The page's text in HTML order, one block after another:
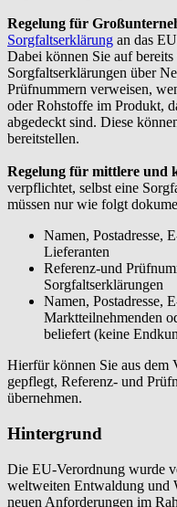
Regelung für
Sorgfaltserklärung an das
Dabei können Sie auf
Sorgfaltserklärungen über
Prüfnummern verweisen,
oder Rohstoffe im Produkt,
abgedeckt sind. Diese
bereitstellen.
Regelung für mittlere und
verpflichtet, selbst eine
müssen nur wie folgt
Namen, Postadresse,
Lieferanten
Referenz-und
Sorgfaltserklärungen
Namen, Postadresse,
Marktteilnehmenden
beliefert (keine
Hierfür können Sie aus dem
gepflegt, Referenz- und
übernehmen.
Hintergrund
Die EU-Verordnung wurde
weltweiten Entwaldung und
neuen Anforderungen im